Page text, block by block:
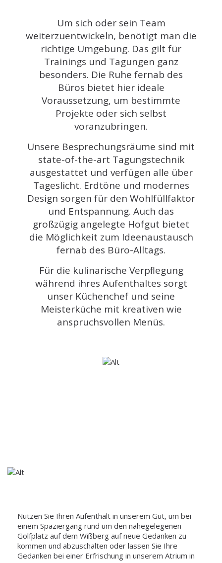
Um sich oder sein Team
weiterzuentwickeln, benötigt man die
richtige Umgebung. Das gilt für
Trainings und Tagungen ganz
besonders. Die Ruhe fernab des
Büros bietet hier ideale
Voraussetzung, um bestimmte
Projekte oder sich selbst
voranzubringen.
Unsere Besprechungsräume sind mit
state-of-the-art Tagungstechnik
ausgestattet und verfügen alle über
Tageslicht. Erdtöne und modernes
Design sorgen für den Wohlfüllfaktor
und Entspannung. Auch das
großzügig angelegte Hofgut bietet
die Möglichkeit zum Ideenaustausch
fernab des Büro-Alltags.
Für die kulinarische Verpﬂegung
während ihres Aufenthaltes sorgt
unser Küchenchef und seine
Meisterküche mit kreativen wie
anspruchsvollen Menüs.
Nutzen Sie Ihren Aufenthalt in unserem Gut, um bei
einem Spaziergang rund um den nahegelegenen
Golfplatz auf dem Wißberg auf neue Gedanken zu
kommen und abzuschalten oder lassen Sie Ihre
Gedanken bei einer Erfrischung in unserem Atrium in